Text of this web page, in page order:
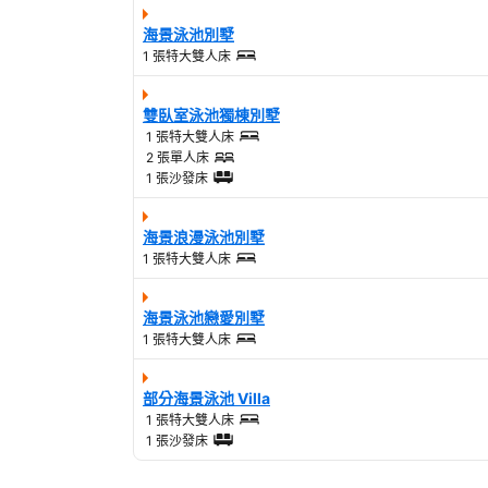
海景泳池別墅
1 張特大雙人床
雙臥室泳池獨棟別墅
1 張特大雙人床
2 張單人床
1 張沙發床
海景浪漫泳池別墅
1 張特大雙人床
海景泳池戀愛別墅
1 張特大雙人床
部分海景泳池 Villa
1 張特大雙人床
1 張沙發床